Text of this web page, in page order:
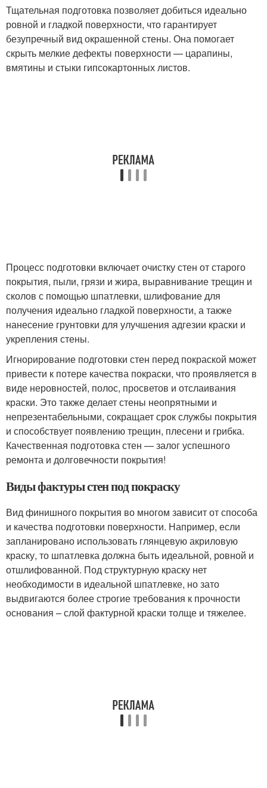
Тщательная подготовка позволяет добиться идеально
ровной и гладкой поверхности, что гарантирует
безупречный вид окрашенной стены. Она помогает
скрыть мелкие дефекты поверхности — царапины,
вмятины и стыки гипсокартонных листов.
Процесс подготовки включает очистку стен от старого
покрытия, пыли, грязи и жира, выравнивание трещин и
сколов с помощью шпатлевки, шлифование для
получения идеально гладкой поверхности, а также
нанесение грунтовки для улучшения адгезии краски и
укрепления стены.
Игнорирование подготовки стен перед покраской может
привести к потере качества покраски, что проявляется в
виде неровностей, полос, просветов и отслаивания
краски. Это также делает стены неопрятными и
непрезентабельными, сокращает срок службы покрытия
и способствует появлению трещин, плесени и грибка.
Качественная подготовка стен — залог успешного
ремонта и долговечности покрытия!
Виды фактуры стен под покраску
Вид финишного покрытия во многом зависит от способа
и качества подготовки поверхности. Например, если
запланировано использовать глянцевую акриловую
краску, то шпатлевка должна быть идеальной, ровной и
отшлифованной. Под структурную краску нет
необходимости в идеальной шпатлевке, но зато
выдвигаются более строгие требования к прочности
основания – слой фактурной краски толще и тяжелее.